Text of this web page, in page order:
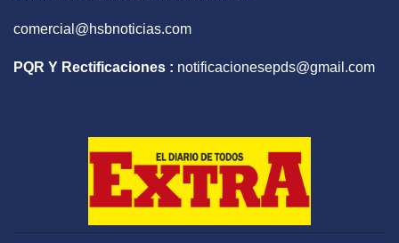
comercial@hsbnoticias.com
PQR Y Rectificaciones : notificacionesepds@gmail.com